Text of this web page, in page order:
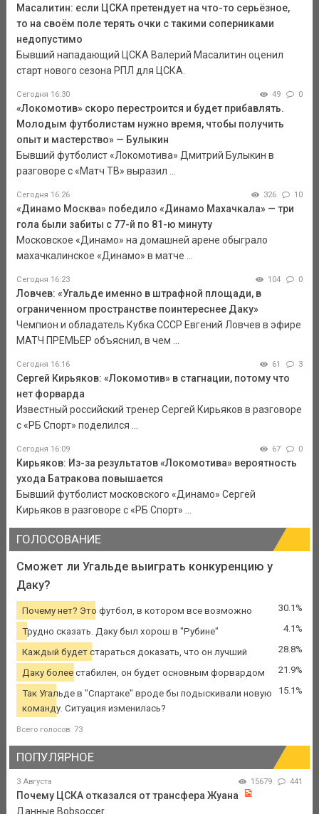
Масалитин: если ЦСКА претендует на что-то серьёзное,
то на своём поле терять очки с такими соперниками
недопустимо
Бывший нападающий ЦСКА Валерий Масалитин оценил
старт нового сезона РПЛ для ЦСКА.
Сегодня 16:30 49 0
«Локомотив» скоро перестроится и будет прибавлять.
Молодым футболистам нужно время, чтобы получить
опыт и мастерство» — Булыкин
Бывший футболист «Локомотива» Дмитрий Булыкин в
разговоре с «Матч ТВ» выразил ...
Сегодня 16:26 326 10
«Динамо Москва» победило «Динамо Махачкала» — три
гола были забиты с 77-й по 81-ю минуту
Московское «Динамо» на домашней арене обыграло
махачкалинское «Динамо» в матче ...
Сегодня 16:23 104 0
Ловчев: «Угальде именно в штрафной площади, в
ограниченном пространстве поинтереснее Даку»
Чемпион и обладатель Кубка СССР Евгений Ловчев в эфире
МАТЧ ПРЕМЬЕР объяснил, в чем ...
Сегодня 16:16 61 3
Сергей Кирьяков: «Локомотив» в стагнации, потому что
нет форварда
Известный российский тренер Сергей Кирьяков в разговоре
с «РБ Спорт» поделился ...
Сегодня 16:09 67 0
Кирьяков: Из-за результатов «Локомотива» вероятность
ухода Батракова повышается
Бывший футболист московского «Динамо» Сергей
Кирьяков в разговоре с «РБ Спорт» ...
ГОЛОСОВАНИЕ
Сможет ли Угальде выиграть конкуренцию у
Даку?
Почему нет? Это футбол, в котором все возможно 30.1%
Трудно сказать. Даку был хорош в "Рубине" 4.1%
Каждый будет стараться доказать, что он лучший 28.8%
Даку более стабилен, он будет основным форвардом 21.9%
Так Угальде в "Спартаке" вроде бы подыскивали новую
команду. Ситуация изменилась?
15.1%
Всего голосов: 73
ПОПУЛЯРНОЕ
3 Августа 15679 441
Почему ЦСКА отказался от трансфера Жуана
Данные Bobsoccer.